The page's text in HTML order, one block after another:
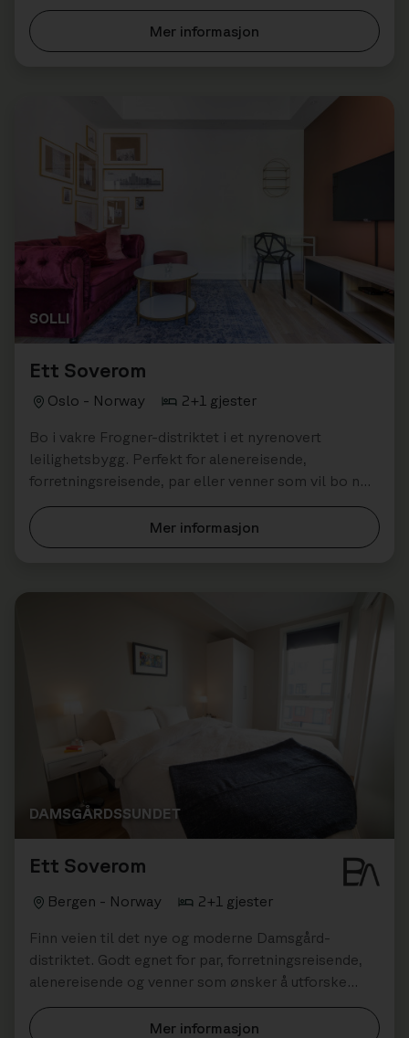
restauranter, cafeer og shopping.
Mer informasjon
SOLLI
Ett Soverom
Oslo - Norway 2+1 gjester
Bo i vakre Frogner-distriktet i et nyrenovert
leilighetsbygg. Perfekt for alenereisende,
forretningsreisende, par eller venner som vil bo nær
restauranter, kafeer og shopping.
Mer informasjon
DAMSGÅRDSSUNDET
Ett Soverom
Bergen - Norway 2+1 gjester
Finn veien til det nye og moderne Damsgård-
distriktet. Godt egnet for par, forretningsreisende,
alenereisende og venner som ønsker å utforske
Bergens byliv, kultur og omkringliggend...
Mer informasjon